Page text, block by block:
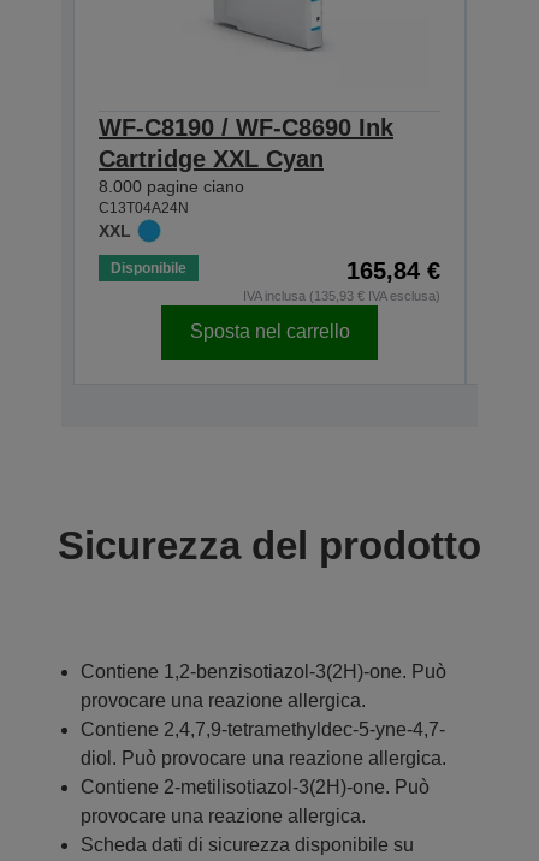
WF-C8190 / WF-C8690 Ink
Cartridge XXL Cyan
8.000 pagine ciano
C13T04A24N
XXL
Disponibile 165,84 €
IVA inclusa (135,93 € IVA esclusa)
Sposta nel carrello
Sicurezza del prodotto
Contiene 1,2-benzisotiazol-3(2H)-one. Può
provocare una reazione allergica.
Contiene 2,4,7,9-tetramethyldec-5-yne-4,7-
diol. Può provocare una reazione allergica.
Contiene 2-metilisotiazol-3(2H)-one. Può
provocare una reazione allergica.
Scheda dati di sicurezza disponibile su